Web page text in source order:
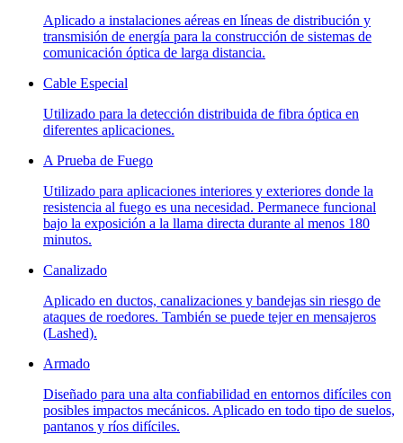
Aplicado a instalaciones aéreas en líneas de distribución y
transmisión de energía para la construcción de sistemas de
comunicación óptica de larga distancia.
Cable Especial
Utilizado para la detección distribuida de fibra óptica en
diferentes aplicaciones.
A Prueba de Fuego
Utilizado para aplicaciones interiores y exteriores donde la
resistencia al fuego es una necesidad. Permanece funcional
bajo la exposición a la llama directa durante al menos 180
minutos.
Canalizado
Aplicado en ductos, canalizaciones y bandejas sin riesgo de
ataques de roedores. También se puede tejer en mensajeros
(Lashed).
Armado
Diseñado para una alta confiabilidad en entornos difíciles con
posibles impactos mecánicos. Aplicado en todo tipo de suelos,
pantanos y ríos difíciles.